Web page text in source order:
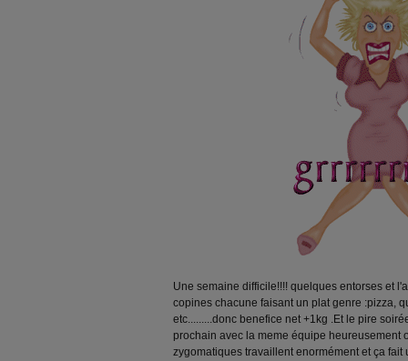
Une semaine difficile!!!! quelques entorses et
copines chacune faisant un plat genre :pizza,
etc.........donc benefice net +1kg .Et le pire
prochain avec la meme équipe heureusement
zygomatiques travaillent enormément et ça fait